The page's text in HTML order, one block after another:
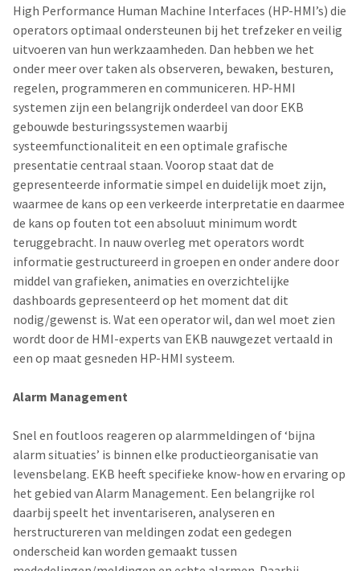
High Performance Human Machine Interfaces (HP-HMI’s) die
operators optimaal ondersteunen bij het trefzeker en veilig
uitvoeren van hun werkzaamheden. Dan hebben we het
onder meer over taken als observeren, bewaken, besturen,
regelen, programmeren en communiceren. HP-HMI
systemen zijn een belangrijk onderdeel van door EKB
gebouwde besturingssystemen waarbij
systeemfunctionaliteit en een optimale grafische
presentatie centraal staan. Voorop staat dat de
gepresenteerde informatie simpel en duidelijk moet zijn,
waarmee de kans op een verkeerde interpretatie en daarmee
de kans op fouten tot een absoluut minimum wordt
teruggebracht. In nauw overleg met operators wordt
informatie gestructureerd in groepen en onder andere door
middel van grafieken, animaties en overzichtelijke
dashboards gepresenteerd op het moment dat dit
nodig/gewenst is. Wat een operator wil, dan wel moet zien
wordt door de HMI-experts van EKB nauwgezet vertaald in
een op maat gesneden HP-HMI systeem.
Alarm Management
Snel en foutloos reageren op alarmmeldingen of ‘bijna
alarm situaties’ is binnen elke productieorganisatie van
levensbelang. EKB heeft specifieke know-how en ervaring op
het gebied van Alarm Management. Een belangrijke rol
daarbij speelt het inventariseren, analyseren en
herstructureren van meldingen zodat een gedegen
onderscheid kan worden gemaakt tussen